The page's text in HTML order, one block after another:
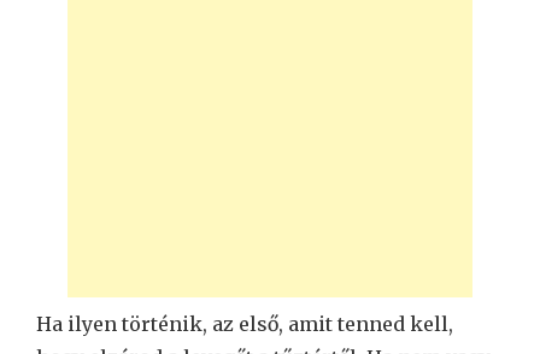
Ha ilyen történik, az első, amit tenned kell,